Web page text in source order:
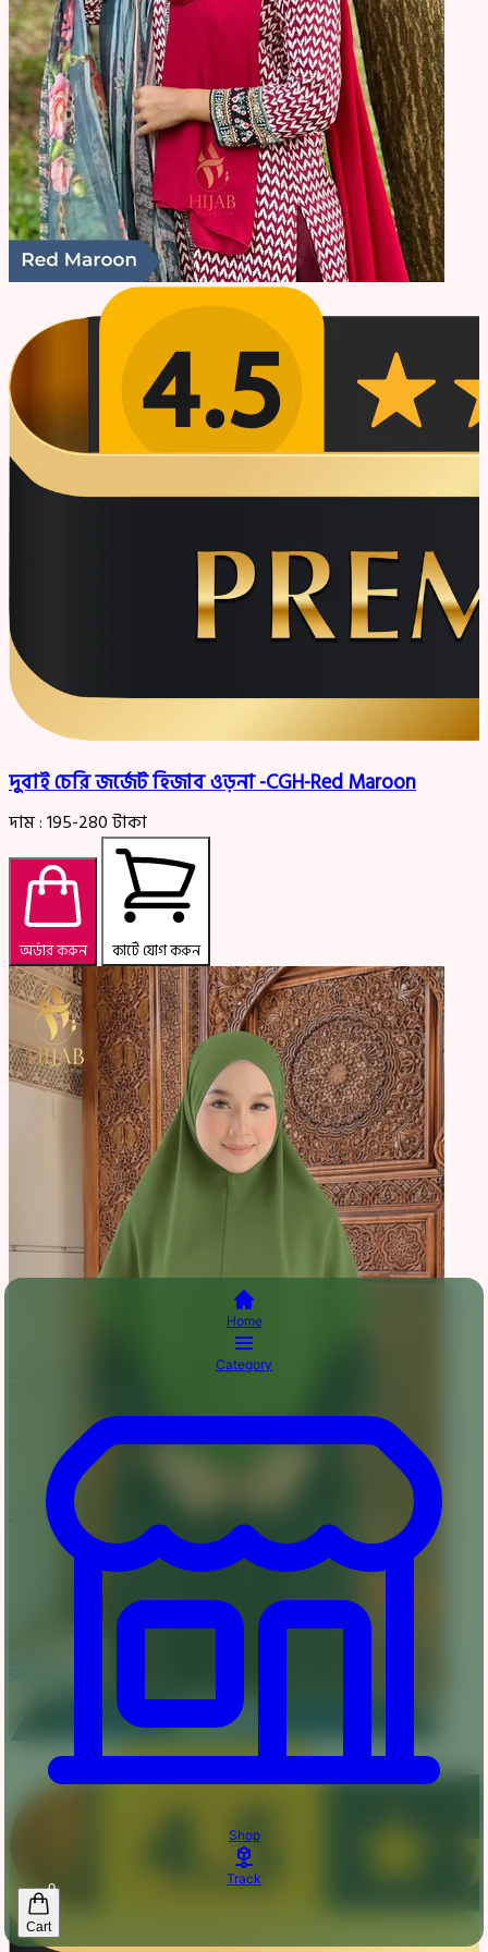
দুবাই চেরি জর্জেট হিজাব ওড়না -CGH-Red Maroon
দাম :195-280টাকা
অর্ডার করুন কার্টে যোগ করুন
Home
Category
Shop
Track
0
Cart